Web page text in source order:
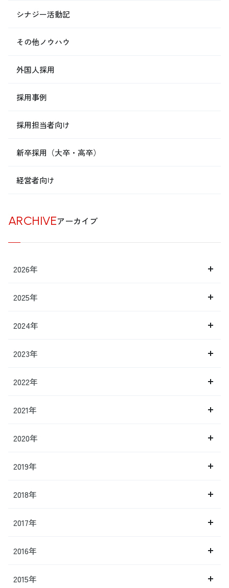
シナジー活動記
その他ノウハウ
外国人採用
採用事例
採用担当者向け
新卒採用（大卒・高卒）
経営者向け
ARCHIVEアーカイブ
2026年
2025年
2024年
2023年
2022年
2021年
2020年
2019年
2018年
2017年
2016年
2015年